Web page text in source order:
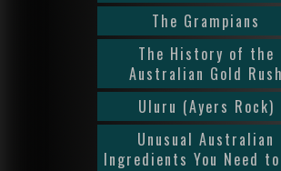
The Grampians
The History of the
Australian Gold Rush
Uluru (Ayers Rock)
Unusual Australian
Ingredients You Need